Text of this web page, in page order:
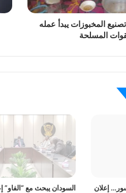
تسجل حضوراً ميدانياً في
تبحث تحديات جامعة شرق كردفان
خطة لتعزيز استثماراتها في التعدين
المخبوزات يبدأ عمله
المسلحة
إعلان
السودان يبحث مع “الفاو”